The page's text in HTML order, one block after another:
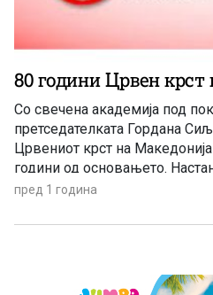
80 години Црвен крст
Со свечена академија под
претседателката Гордана
Црвениот крст на
години од основањето.
Македонскиот народен
Македонија е хуманитарна и
пред 1 година